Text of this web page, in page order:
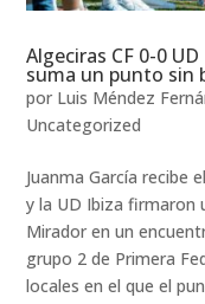
Algeciras CF 0-0
suma un punto sin
por Luis Méndez
Uncategorized
Juanma García recibe
y la UD Ibiza firmaron
Mirador en un
grupo 2 de Primera
locales en el que el